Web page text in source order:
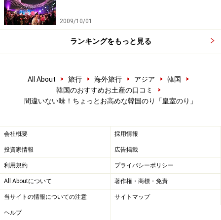
2009/10/01
ランキングをもっと見る
All About > 旅行 > 海外旅行 > アジア > 韓国
>
韓国のおすすめお土産の口コミ
>
間違いない味！ちょっとお高めな韓国のり「皇室のり」
会社概要 採用情報
投資家情報 広告掲載
利用規約 プライバシーポリシー
All Aboutについて 著作権・商標・免責
当サイトの情報についての注意 サイトマップ
ヘルプ